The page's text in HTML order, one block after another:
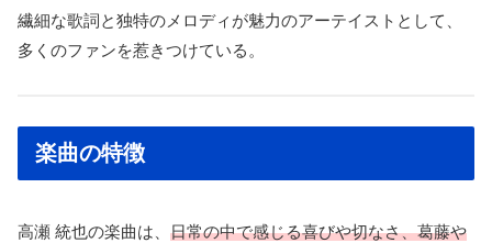
繊細な歌詞と独特のメロディが魅力のアーテイストとして、
多くのファンを惹きつけている。
楽曲の特徴
高瀬 統也の楽曲は、 日常の中で感じる喜びや切なさ、葛藤や